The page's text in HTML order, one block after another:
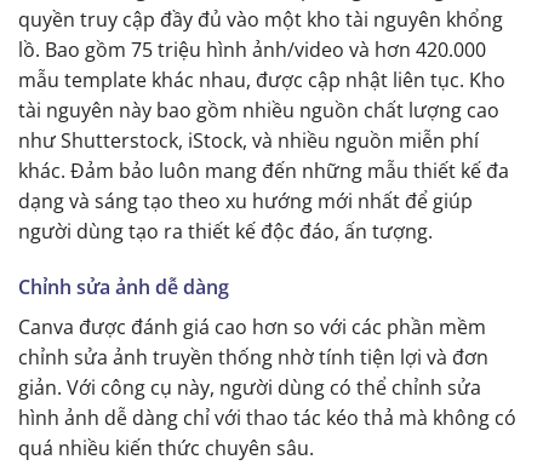
quyền truy cập đầy đủ vào một kho tài nguyên khổng
lồ. Bao gồm 75 triệu hình ảnh/video và hơn 420.000
mẫu template khác nhau, được cập nhật liên tục. Kho
tài nguyên này bao gồm nhiều nguồn chất lượng cao
như Shutterstock, iStock, và nhiều nguồn miễn phí
khác. Đảm bảo luôn mang đến những mẫu thiết kế đa
dạng và sáng tạo theo xu hướng mới nhất để giúp
người dùng tạo ra thiết kế độc đáo, ấn tượng.
Chỉnh sửa ảnh dễ dàng
Canva được đánh giá cao hơn so với các phần mềm
chỉnh sửa ảnh truyền thống nhờ tính tiện lợi và đơn
giản. Với công cụ này, người dùng có thể chỉnh sửa
hình ảnh dễ dàng chỉ với thao tác kéo thả mà không có
quá nhiều kiến thức chuyên sâu.